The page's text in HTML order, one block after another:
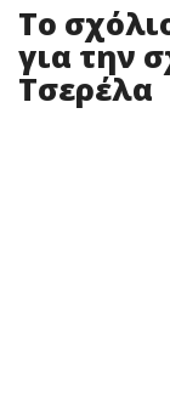
Το
για την
Τσερέλα